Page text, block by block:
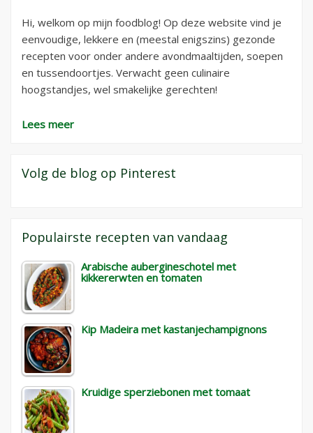
Hi, welkom op mijn foodblog! Op deze website vind je
eenvoudige, lekkere en (meestal enigszins) gezonde
recepten voor onder andere avondmaaltijden, soepen
en tussendoortjes. Verwacht geen culinaire
hoogstandjes, wel smakelijke gerechten!
Lees meer
Volg de blog op Pinterest
Populairste recepten van vandaag
Arabische aubergineschotel met
kikkererwten en tomaten
Kip Madeira met kastanjechampignons
Kruidige sperziebonen met tomaat